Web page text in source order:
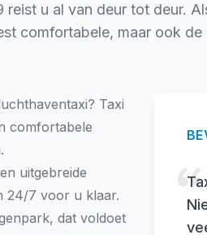
u al van deur tot deur.
comfortabele, maar ook de
Taxi
comfortabele
uitgebreide
24/7 voor u klaar.
dat voldoet